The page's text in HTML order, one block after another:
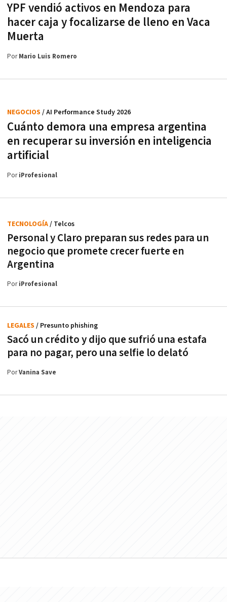
YPF vendió activos en Mendoza para
hacer caja y focalizarse de lleno en Vaca
Muerta
PorMario Luis Romero
Cuánto demora una empresa argentina
en recuperar su inversión en inteligencia
artificial
NEGOCIOS / AI Performance Study 2026
PoriProfesional
Personal y Claro preparan sus redes para un
negocio que promete crecer fuerte en
Argentina
TECNOLOGÍA/ Telcos
PoriProfesional
Sacó un crédito y dijo que sufrió una estafa
para no pagar, pero una selfie lo delató
LEGALES / Presunto phishing
PorVanina Save